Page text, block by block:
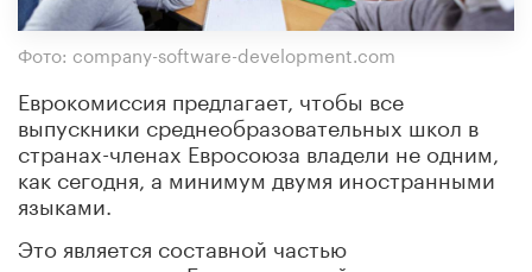
Фото: company-software-development.com
Еврокомиссия предлагает, чтобы все
выпускники среднеобразовательных школ в
странах-членах Евросоюза владели не одним,
как сегодня, а минимум двумя иностранными
языками.
Это является составной частью